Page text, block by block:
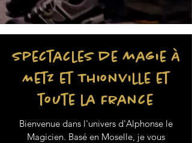
Spectacles de magie à
Metz et Thionville et
toute la France
Bienvenue dans l'univers d'Alphonse le
Magicien. Basé en Moselle, je vous